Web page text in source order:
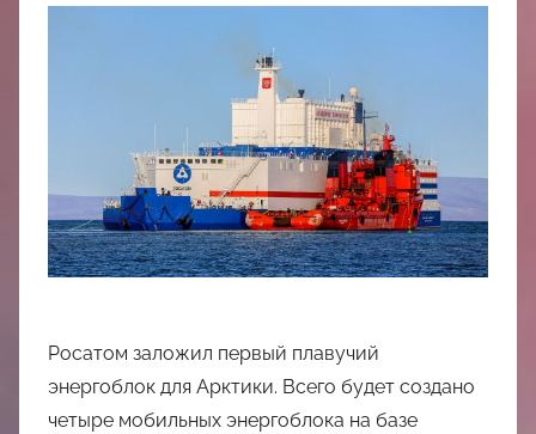
心
Росатом заложил первый плавучий
энергоблок для Арктики. Всего будет создано
четыре мобильных энергоблока на базе